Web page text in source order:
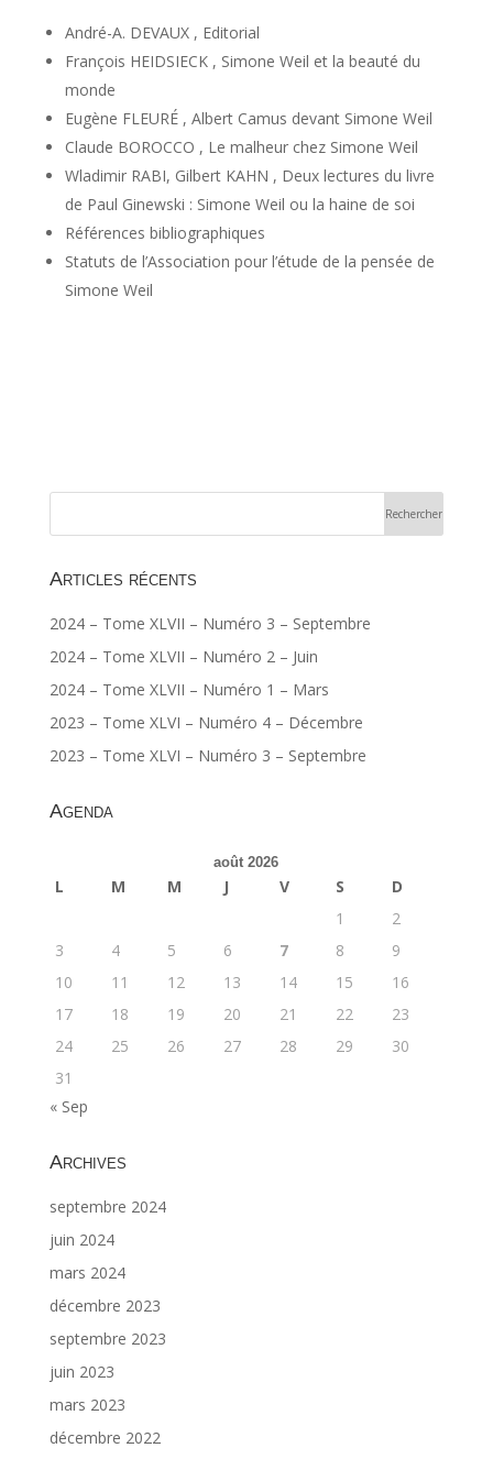
André-A. DEVAUX , Editorial
François HEIDSIECK , Simone Weil et la beauté du
monde
Eugène FLEURÉ , Albert Camus devant Simone Weil
Claude BOROCCO , Le malheur chez Simone Weil
Wladimir RABI, Gilbert KAHN , Deux lectures du livre
de Paul Ginewski : Simone Weil ou la haine de soi
Références bibliographiques
Statuts de l’Association pour l’étude de la pensée de
Simone Weil
Articles récents
2024 – Tome XLVII – Numéro 3 – Septembre
2024 – Tome XLVII – Numéro 2 – Juin
2024 – Tome XLVII – Numéro 1 – Mars
2023 – Tome XLVI – Numéro 4 – Décembre
2023 – Tome XLVI – Numéro 3 – Septembre
Agenda
août 2026
L M M J V S
D
1
2
3
4 5 6 7 8
9
10
11 12 13 14 15
16
17
18 19 20 21 22
23
24
25 26 27 28 29
30
31
« Sep
Archives
septembre 2024
juin 2024
mars 2024
décembre 2023
septembre 2023
juin 2023
mars 2023
décembre 2022